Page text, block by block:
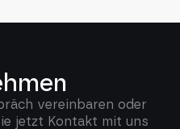
vereinbaren oder
jetzt Kontakt mit uns